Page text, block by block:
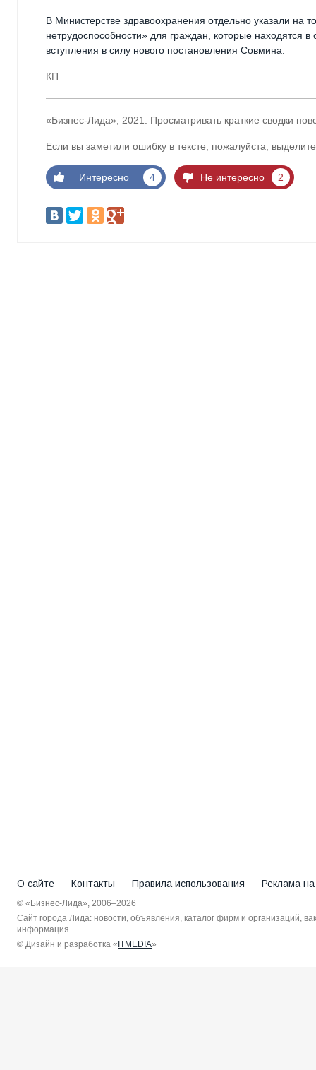
В Министерстве здравоохранения отдельно указали на
нетрудоспособности» для граждан, которые находятся
вступления в силу нового постановления Совмина.
КП
«Бизнес-Лида», 2021. Просматривать краткие сводки
Если вы заметили ошибку в тексте, пожалуйста,
Интересно 4 Не интересно 2
О сайте Контакты Правила использования Реклама
© «Бизнес-Лида», 2006–2026
Сайт города Лида: новости, объявления, каталог фирм и организаций,
информация.
© Дизайн и разработка «ITMEDIA»